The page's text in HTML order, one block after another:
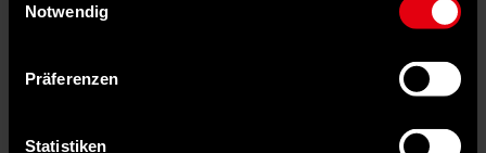
Notwendig
Präferenzen
Statistiken